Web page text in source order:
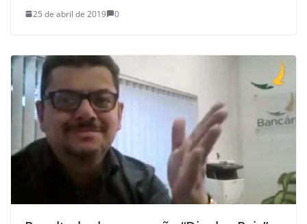
25 de abril de 2019 0